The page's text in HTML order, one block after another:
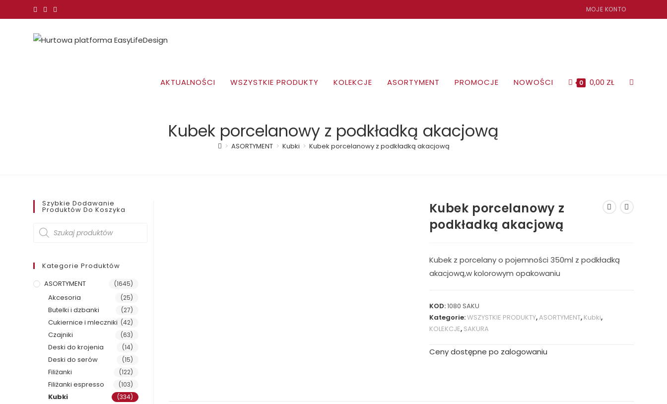
treści
MOJE KONTO
AKTUALNOŚCI WSZYSTKIE PRODUKTY KOLEKCJE ASORTYMENT PROMOCJE NOWOŚCI 0 0,00 ZŁ TOGGLE
Kubek porcelanowy z podkładką akacjową
> ASORTYMENT > Kubki > Kubek porcelanowy z podkładką akacjową
Kubek porcelanowy z
podkładką akacjową
Kubek z porcelany o pojemności 350ml z podkładką
akacjową,w kolorowym opakowaniu
KOD:1080 SAKU
Kategorie:WSZYSTKIE PRODUKTY,ASORTYMENT, Kubki,
KOLEKCJE, SAKURA
Ceny dostępne po zalogowaniu
Szybkie Dodawanie
Produktów Do Koszyka
Wyszukiwarka
produktów
Kategorie Produktów
ASORTYMENT
(1645)
Akcesoria (25)
Butelki i dzbanki (27)
Cukiernice i mleczniki (42)
Czajniki (63)
Deski do krojenia (14)
Deski do serów (15)
Filiżanki (122)
Filiżanki espresso (103)
Kubki (334)